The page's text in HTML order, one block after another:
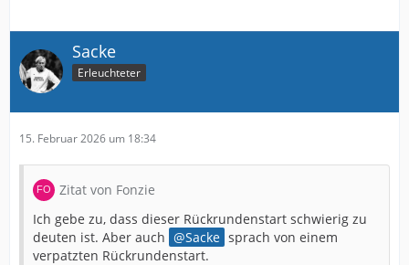
Sacke
Erleuchteter
15. Februar 2026 um 18:34
Zitat von Fonzie
Ich gebe zu, dass dieser Rückrundenstart schwierig zu
deuten ist. Aber auch
Sacke sprach von einem
verpatzten Rückrundenstart.